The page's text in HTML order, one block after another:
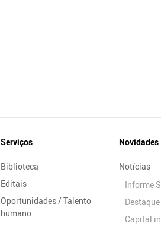
Serviços
Biblioteca
Editais
Oportunidades / Talento
humano
Novidades
Notícias
Informe
Capital